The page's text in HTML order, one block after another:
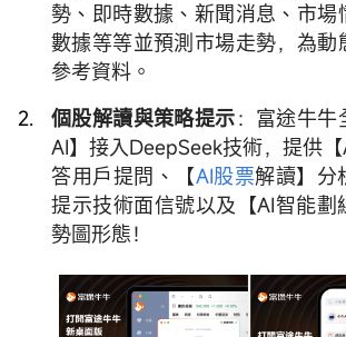
勢、即時數據、新聞消息、市場
數據等等並預測市場走勢，為動
參考資料。
個股解讀與策略提示：富途牛
AI】接入DeepSeek技術，提供
答用戶提問、【AI股票解讀】分
提示技術面信號以及【AI智能劃
勢圖形態！